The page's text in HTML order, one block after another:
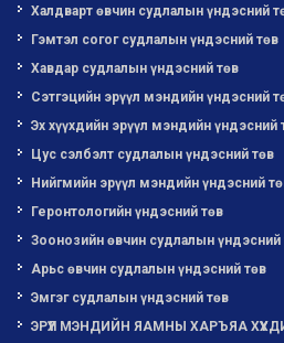
Халдварт өвчин судлалын үндэсний
Гэмтэл согог судлалын үндэсний төв
Хавдар судлалын үндэсний төв
Сэтгэцийн эрүүл мэндийн үндэсний
Эх хүүхдийн эрүүл мэндийн үндэсний
Цус сэлбэлт судлалын үндэсний төв
Нийгмийн эрүүл мэндийн үндэсний
Геронтологийн үндэсний төв
Зоонозийн өвчин судлалын үндэсний
Арьс өвчин судлалын үндэсний төв
Эмгэг судлалын үндэсний төв
ЭРҮҮЛ МЭНДИЙН ЯАМНЫ ХАРЪЯА